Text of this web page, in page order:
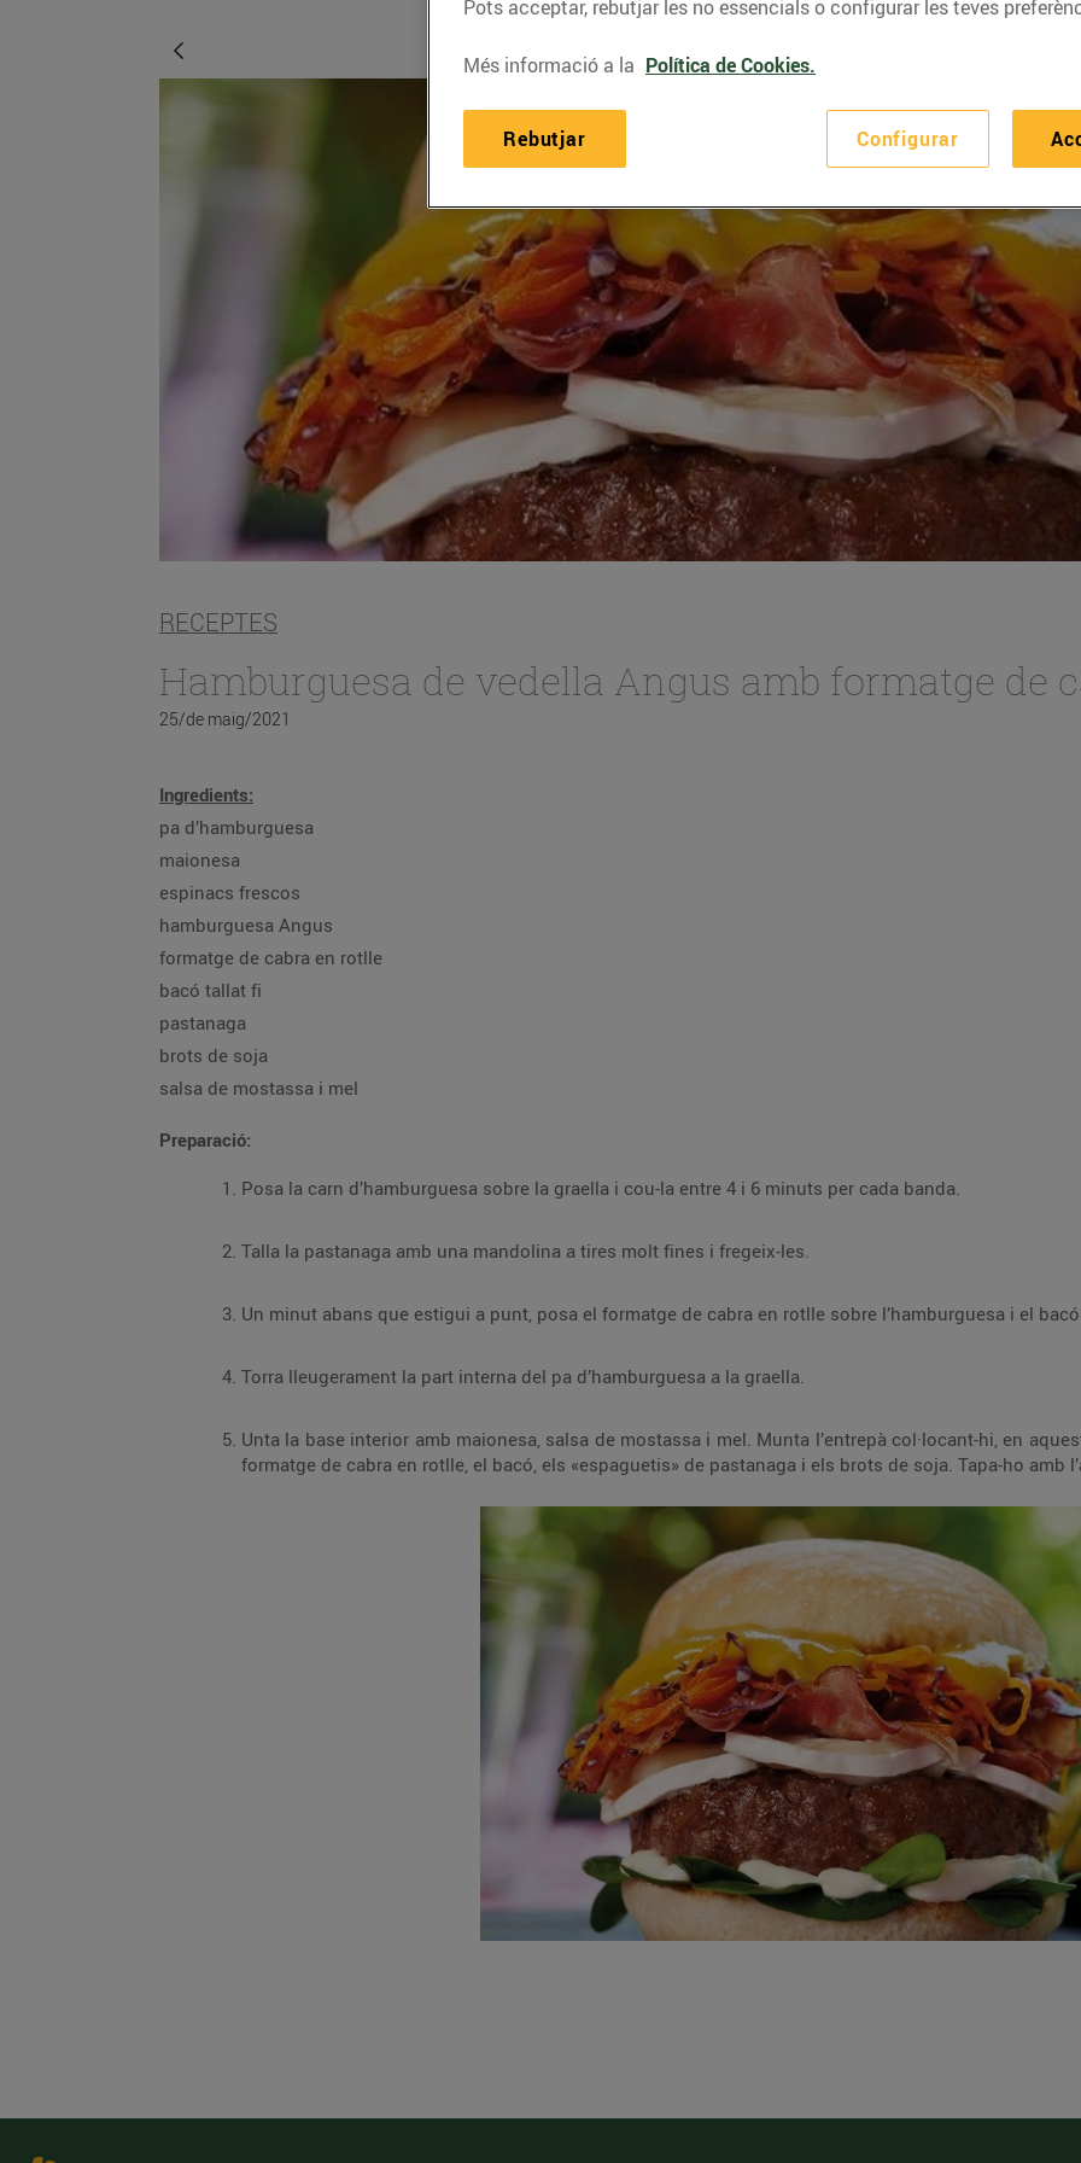
RECEPTES
Hamburguesa de vedella Angus amb formatge de
25/de maig/2021
Ingredients:
pa d’hamburguesa
maionesa
espinacs frescos
hamburguesa Angus
formatge de cabra en rotlle
bacó tallat fi
pastanaga
brots de soja
salsa de mostassa i mel
Preparació:
Posa la carn d’hamburguesa sobre la graella i cou-la entre 4 i 6 minuts per cada banda.
Talla la pastanaga amb una mandolina a tires molt fines i fregeix-les.
Un minut abans que estigui a punt, posa el formatge de cabra en rotlle sobre l’hamburguesa i el
Torra lleugerament la part interna del pa d’hamburguesa a la graella.
Unta la base interior amb maionesa, salsa de mostassa i mel. Munta l’entrepà col·locant-hi, en
formatge de cabra en rotlle, el bacó, els «espaguetis» de pastanaga i els brots de soja. Tapa-ho amb
Pots acceptar, rebutjar les no essencials o configurar les teves
Més informació a la Política de Cookies.
Configurar
Rebutjar